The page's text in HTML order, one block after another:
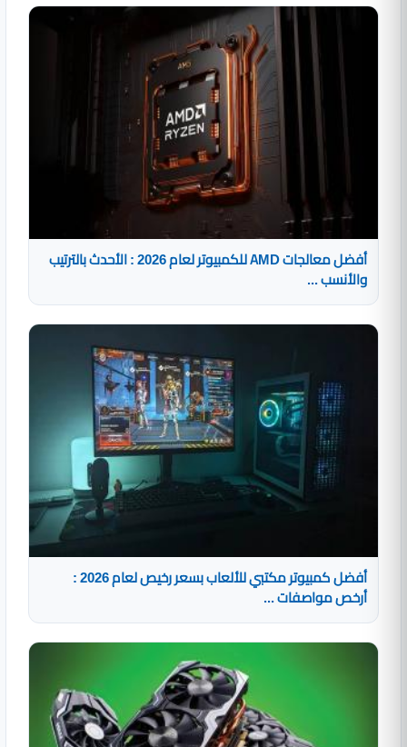
أفضل معالجات AMD للكمبيوتر لعام 2026 : الأحدث بالترتيب
والأنسب ...
أفضل كمبيوتر مكتبي للألعاب بسعر رخيص لعام 2026 :
أرخص مواصفات ...